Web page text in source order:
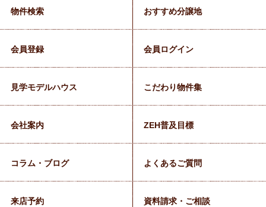
物件検索 おすすめ分譲地
会員登録 会員ログイン
見学モデルハウス こだわり物件集
会社案内 ZEH普及目標
コラム・ブログ よくあるご質問
来店予約 資料請求・ご相談